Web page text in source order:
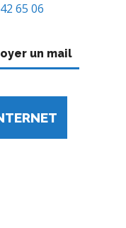
65 06
un mail